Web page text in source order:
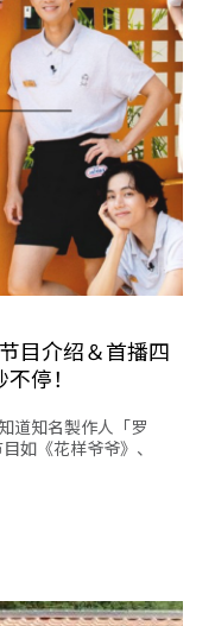
目介绍＆首播四
停！
道知名製作人「罗
如《花样爷爷》、